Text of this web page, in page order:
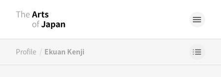
Profile / Ekuan Kenji